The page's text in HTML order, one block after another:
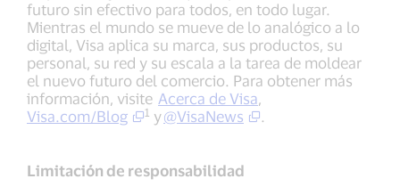
futuro sin efectivo para todos, en todo lugar.
Mientras el mundo se mueve de lo analógico a lo
digital, Visa aplica su marca, sus productos, su
personal, su red y su escala a la tarea de moldear
el nuevo futuro del comercio. Para obtener más
información, visite Acerca de Visa,
Visa.com/Blog
1 y@VisaNews .
Limitación de responsabilidad